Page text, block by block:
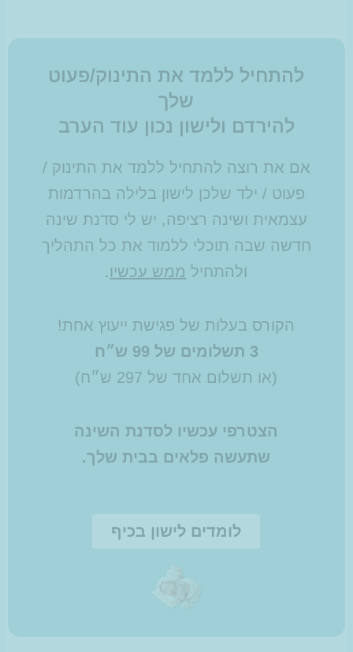
להתחיל ללמד את התינוק/פעוט
שלך
להירדם ולישון נכון עוד הערב
אם את רוצה להתחיל ללמד את התינוק /
פעוט / ילד שלכן לישון בלילה בהרדמות
עצמאית ושינה רציפה, יש לי סדנת שינה
חדשה שבה תוכלי ללמוד את כל התהליך
ולהתחיל ממש עכשיו.
הקורס בעלות של פגישת ייעוץ אחת!
3 תשלומים של 99 ש״ח
(או תשלום אחד של 297 ש״ח)
הצטרפי עכשיו לסדנת השינה
שתעשה פלאים בבית שלך.
לומדים לישון בכיף